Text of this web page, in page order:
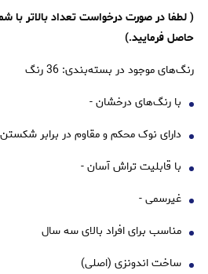
حاصل فرمایید.)
رنگ‌های موجود در بسته‌بندی: 36 رنگ
با رنگ‌های درخشان -
دارای نوک محکم و مقاوم در برابر
با قابلیت تراش آسان -
غیرسمی -
مناسب برای افراد بالای سه سال
ساخت اندونزی (اصلی)